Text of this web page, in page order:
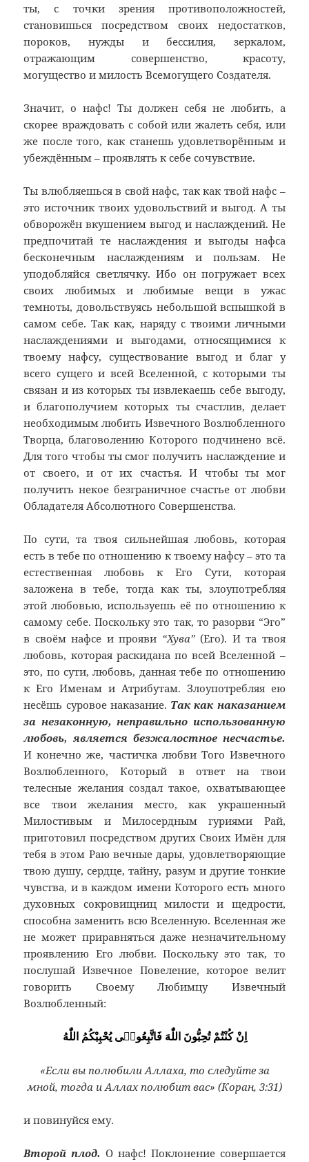
ты, с точки зрения противоположностей,
становишься посредством своих недостатков,
пороков, нужды и бессилия, зеркалом,
отражающим совершенство, красоту,
могущество и милость Всемогущего Создателя.
Значит, о нафс! Ты должен себя не любить, а
скорее враждовать с собой или жалеть себя, или
же после того, как станешь удовлетворённым и
убеждённым – проявлять к себе сочувствие.
Ты влюбляешься в свой нафс, так как твой нафс –
это источник твоих удовольствий и выгод. А ты
обворожён вкушением выгод и наслаждений. Не
предпочитай те наслаждения и выгоды нафса
бесконечным наслаждениям и пользам. Не
уподобляйся светлячку. Ибо он погружает всех
своих любимых и любимые вещи в ужас
темноты, довольствуясь небольшой вспышкой в
самом себе. Так как, наряду с твоими личными
наслаждениями и выгодами, относящимися к
твоему нафсу, существование выгод и благ у
всего сущего и всей Вселенной, с которыми ты
связан и из которых ты извлекаешь себе выгоду,
и благополучием которых ты счастлив, делает
необходимым любить Извечного Возлюбленного
Творца, благоволению Которого подчинено всё.
Для того чтобы ты смог получить наслаждение и
от своего, и от их счастья. И чтобы ты мог
получить некое безграничное счастье от любви
Обладателя Абсолютного Совершенства.
По сути, та твоя сильнейшая любовь, которая
есть в тебе по отношению к твоему нафсу – это та
естественная любовь к Его Сути, которая
заложена в тебе, тогда как ты, злоупотребляя
этой любовью, используешь её по отношению к
самому себе. Поскольку это так, то разорви “Эго”
в своём нафсе и прояви “Хува”(Его). И та твоя
любовь, которая раскидана по всей Вселенной –
это, по сути, любовь, данная тебе по отношению
к Его Именам и Атрибутам. Злоупотребляя ею
несёшь суровое наказание. Так как наказанием
за незаконную, неправильно использованную
любовь, является безжалостное несчастье.
И конечно же, частичка любви Того Извечного
Возлюбленного, Который в ответ на твои
телесные желания создал такое, охватывающее
все твои желания место, как украшенный
Милостивым и Милосердным гуриями Рай,
приготовил посредством других Своих Имён для
тебя в этом Раю вечные дары, удовлетворяющие
твою душу, сердце, тайну, разум и другие тонкие
чувства, и в каждом имени Которого есть много
духовных сокровищниц милости и щедрости,
способна заменить всю Вселенную. Вселенная же
не может приравняться даже незначительному
проявлению Его любви. Поскольку это так, то
послушай Извечное Повеление, которое велит
говорить Своему Любимцу Извечный
Возлюбленный:
«Если вы полюбили Аллаха, то следуйте за
мной, тогда и Аллах полюбит вас» (Коран, 3:31)
и повинуйся ему.
Второй плод. О нафс! Поклонение совершается